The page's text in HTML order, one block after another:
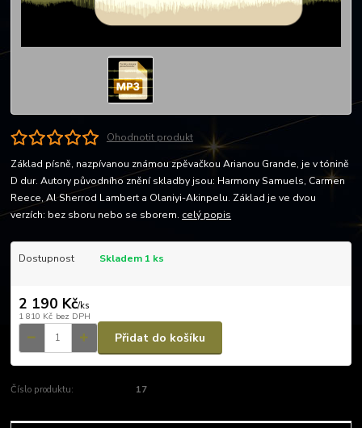
Ohodnotit produkt
Základ písně, nazpívanou známou zpěvačkou Arianou Grande, je v tónině
D dur. Autory původního znění skladby jsou: Harmony Samuels, Carmen
Reece, Al Sherrod Lambert a Olaniyi-Akinpelu. Základ je ve dvou
verzích: bez sboru nebo se sborem. celý popis
Dostupnost Skladem 1 ks
2 190 Kč/ks
1 810 Kč bez DPH
Přidat do košíku
Číslo produktu: 17